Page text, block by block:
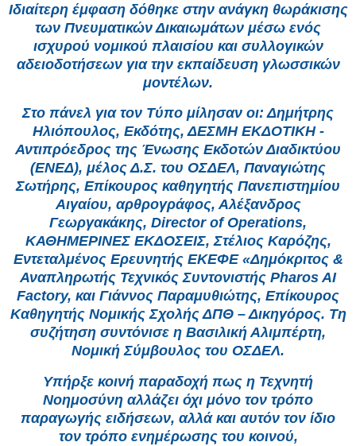
Ιδιαίτερη έμφαση δόθηκε στην ανάγκη θωράκισης
των Πνευματικών Δικαιωμάτων μέσω ενός
ισχυρού νομικού πλαισίου και συλλογικών
αδειοδοτήσεων για την εκπαίδευση γλωσσικών
μοντέλων.
Στο πάνελ για τον Τύπο μίλησαν οι: Δημήτρης
Ηλιόπουλος, Εκδότης, ΔΕΣΜΗ ΕΚΔΟΤΙΚΗ -
Αντιπρόεδρος της Ένωσης Εκδοτών Διαδικτύου
(ΕΝΕΔ), μέλος Δ.Σ. του ΟΣΔΕΛ, Παναγιώτης
Σωτήρης, Επίκουρος καθηγητής Πανεπιστημίου
Αιγαίου, αρθρογράφος, Αλέξανδρος
Γεωργακάκης, Director of Operations,
ΚΑΘΗΜΕΡΙΝΕΣ ΕΚΔΟΣΕΙΣ, Στέλιος Καρόζης,
Εντεταλμένος Ερευνητής ΕΚΕΦΕ «Δημόκριτος &
Αναπληρωτής Τεχνικός Συντονιστής Pharos AI
Factory, και Γιάννος Παραμυθιώτης, Επίκουρος
Καθηγητής Νομικής Σχολής ΔΠΘ – Δικηγόρος. Τη
συζήτηση συντόνισε η Βασιλική Αλιμπέρτη,
Νομική Σύμβουλος του ΟΣΔΕΛ.
Υπήρξε κοινή παραδοχή πως η Τεχνητή
Νοημοσύνη αλλάζει όχι μόνο τον τρόπο
παραγωγής ειδήσεων, αλλά και αυτόν τον ίδιο
τον τρόπο ενημέρωσης του κοινού,